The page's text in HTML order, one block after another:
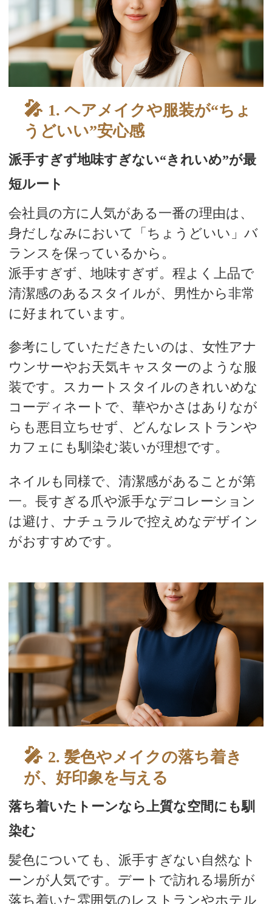
スタッフブログ
1. ヘアメイクや服装が“ちょ
うどいい”安心感
派手すぎず地味すぎない“きれいめ”が最
短ルート
会社員の方に人気がある一番の理由は、
身だしなみにおいて「ちょうどいい」バ
ランスを保っているから。
派手すぎず、地味すぎず。程よく上品で
清潔感のあるスタイルが、男性から非常
に好まれています。
参考にしていただきたいのは、女性アナ
ウンサーやお天気キャスターのような服
装です。スカートスタイルのきれいめな
コーディネートで、華やかさはありなが
らも悪目立ちせず、どんなレストランや
カフェにも馴染む装いが理想です。
ネイルも同様で、清潔感があることが第
一。長すぎる爪や派手なデコレーション
は避け、ナチュラルで控えめなデザイン
がおすすめです。
スタッフブログ
2. 髪色やメイクの落ち着き
が、好印象を与える
落ち着いたトーンなら上質な空間にも馴
染む
髪色についても、派手すぎない自然なト
ーンが人気です。デートで訪れる場所が
落ち着いた雰囲気のレストランやホテル